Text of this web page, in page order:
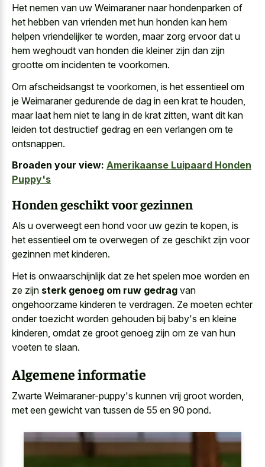
Het nemen van uw Weimaraner naar hondenparken of
het hebben van vrienden met hun honden kan hem
helpen vriendelijker te worden, maar zorg ervoor dat u
hem weghoudt van honden die kleiner zijn dan zijn
grootte om incidenten te voorkomen.
Om afscheidsangst te voorkomen, is het essentieel om
je Weimaraner gedurende de dag in een krat te houden,
maar laat hem niet te lang in de krat zitten, want dit kan
leiden tot destructief gedrag en een verlangen om te
ontsnappen.
Broaden your view: Amerikaanse Luipaard Honden
Puppy's
Honden geschikt voor gezinnen
Als u overweegt een hond voor uw gezin te kopen, is
het essentieel om te overwegen of ze geschikt zijn voor
gezinnen met kinderen.
Het is onwaarschijnlijk dat ze het spelen moe worden en
ze zijn sterk genoeg om ruw gedrag van
ongehoorzame kinderen te verdragen. Ze moeten echter
onder toezicht worden gehouden bij baby's en kleine
kinderen, omdat ze groot genoeg zijn om ze van hun
voeten te slaan.
Algemene informatie
Zwarte Weimaraner-puppy's kunnen vrij groot worden,
met een gewicht van tussen de 55 en 90 pond.